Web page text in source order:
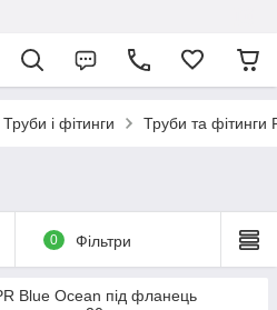
Труби і фітинги Труби та фітинги
0 Фільтри
Blue Ocean під фланець